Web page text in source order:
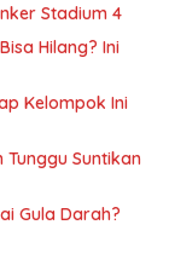
Stadium 4
Hilang? Ini
Kelompok Ini
Tunggu Suntikan
Gula Darah?